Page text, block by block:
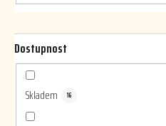
Dostupnost
Skladem 16